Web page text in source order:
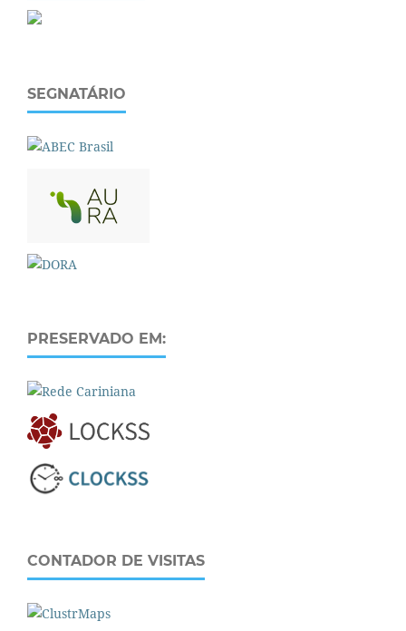
SEGNATÁRIO
PRESERVADO EM:
CONTADOR DE VISITAS